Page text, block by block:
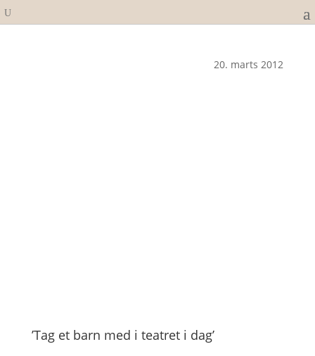
20. marts 2012
’Tag et barn med i teatret i dag’